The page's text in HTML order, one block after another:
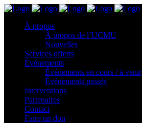
À propos
À propos de l’UCMU
Nouvelles
Services offerts
Événements
Événements en cours / à venir
Événements passés
Interventions
Partenaires
Contact
Faire un don